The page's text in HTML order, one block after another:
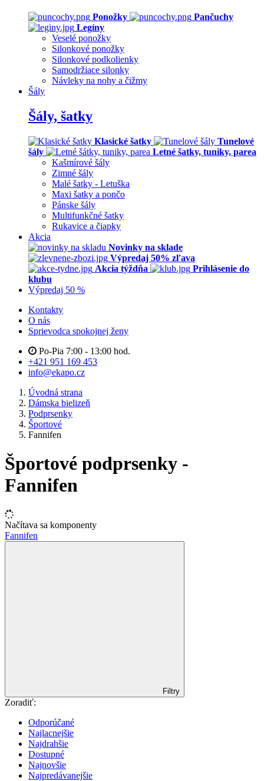
Ponožky
Pančuchy
Legíny
Veselé ponožky
Silonkové ponožky
Silonkové podkolienky
Samodržiace silonky
Návleky na nohy a čižmy
Šály
Šály, šatky
Klasické šatky
Tunelové
šály
Letné šatky, tuniky, parea
Kašmírové šály
Zimné šály
Malé šatky - Letuška
Maxi šatky a pončo
Pánske šály
Multifunkčné šatky
Rukavice a čiapky
Akcia
Novinky na sklade
Výpredaj 50% zľava
Akcia týždňa
Prihlásenie do
klubu
Výpredaj 50 %
Kontakty
O nás
Sprievodca spokojnej ženy
Po-Pia 7:00 - 13:00 hod.
+421 951 169 453
info@ekapo.cz
Úvodná strana
Dámska bielizeň
Podprsenky
Športové
Fannifen
Športové podprsenky -
Fannifen
Načítava sa komponenty
Fannifen
Filtry
Zoradiť:
Odporúčané
Najlacnejšie
Najdrahšie
Dostupné
Najnovšie
Najpredávanejšie